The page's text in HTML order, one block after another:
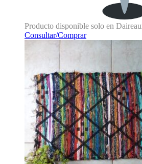
Producto disponible solo en
Consultar/Comprar